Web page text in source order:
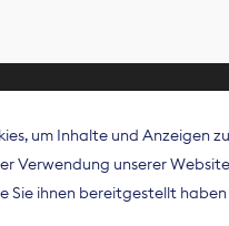
um Inhalte und Anzeigen
Verwendung unserer
Sie ihnen bereitgestellt